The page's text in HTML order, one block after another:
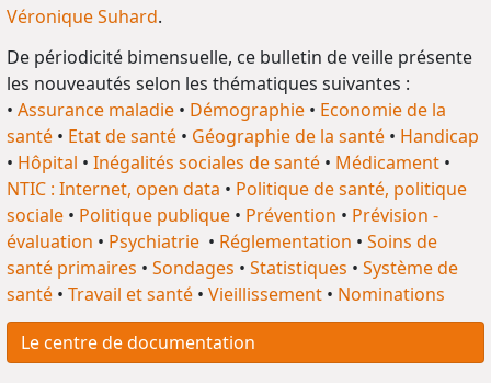
Véronique Suhard.
De périodicité bimensuelle, ce bulletin de veille présente
les nouveautés selon les thématiques suivantes :
• Assurance maladie • Démographie • Economie de la
santé • Etat de santé • Géographie de la santé • Handicap
• Hôpital • Inégalités sociales de santé • Médicament •
NTIC : Internet, open data • Politique de santé, politique
sociale • Politique publique • Prévention • Prévision -
évaluation • Psychiatrie • Réglementation • Soins de
santé primaires • Sondages • Statistiques • Système de
santé • Travail et santé • Vieillissement • Nominations
Le centre de documentation